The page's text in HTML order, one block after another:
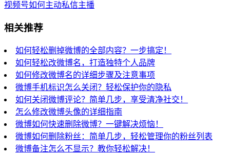
视频号如何主动私信主播
相关推荐
如何轻松删掉微博的全部内容？一步搞定！
如何轻松改微博名，打造独特个人品牌
如何修改微博名的详细步骤及注意事项
微博手机标识怎么关闭？轻松保护你的隐私
如何关闭微博评论？简单几步，享受清净社交！
怎么修改微博头像的详细指南
微博如何快速删除微博？一键解决烦恼！
微博如何删除粉丝：简单几步，轻松管理你的粉丝列表
微博备注怎么不显示？教你轻松解决！